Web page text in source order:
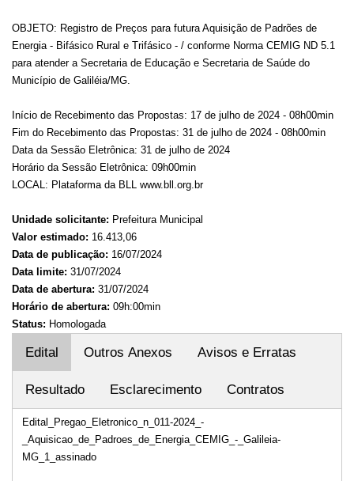
OBJETO: Registro de Preços para futura Aquisição de Padrões de
Energia - Bifásico Rural e Trifásico - / conforme Norma CEMIG ND 5.1
para atender a Secretaria de Educação e Secretaria de Saúde do
Município de Galiléia/MG.
Início de Recebimento das Propostas: 17 de julho de 2024 - 08h00min
Fim do Recebimento das Propostas: 31 de julho de 2024 - 08h00min
Data da Sessão Eletrônica: 31 de julho de 2024
Horário da Sessão Eletrônica: 09h00min
LOCAL: Plataforma da BLL www.bll.org.br
Unidade solicitante: Prefeitura Municipal
Valor estimado: 16.413,06
Data de publicação: 16/07/2024
Data limite: 31/07/2024
Data de abertura: 31/07/2024
Horário de abertura: 09h:00min
Status: Homologada
Edital Outros Anexos Avisos e Erratas
Resultado Esclarecimento Contratos
Edital_Pregao_Eletronico_n_011-2024_-
_Aquisicao_de_Padroes_de_Energia_CEMIG_-_Galileia-
MG_1_assinado